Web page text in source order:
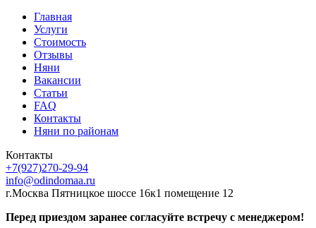
Главная
Услуги
Стоимость
Отзывы
Няни
Вакансии
Статьи
FAQ
Контакты
Няни по районам
Контакты
+7(927)270-29-94
info@odindomaa.ru
г.Москва Пятницкое шоссе 16к1 помещение 12
Перед приездом заранее cогласуйте встречу с менеджером!